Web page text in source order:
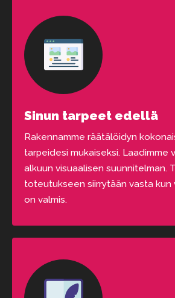
Sinun tarpeet edellä
Rakennamme räätälöidyn
tarpeidesi mukaiseksi. Laadimme
alkuun visuaalisen suunnitelman.
toteutukseen siirrytään vasta kun
on valmis.